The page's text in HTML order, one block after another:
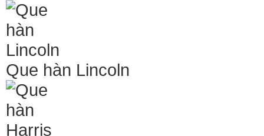
Que hàn Lincoln